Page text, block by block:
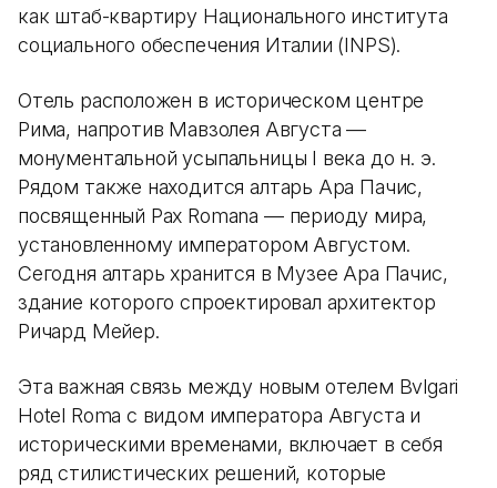
как штаб-квартиру Национального института
социального обеспечения Италии (INPS).
Отель расположен в историческом центре
Рима, напротив Мавзолея Августа —
монументальной усыпальницы I века до н. э.
Рядом также находится алтарь Ара Пачис,
посвященный Pax Romana — периоду мира,
установленному императором Августом.
Сегодня алтарь хранится в Музее Ара Пачис,
здание которого спроектировал архитектор
Ричард Мейер.
Эта важная связь между новым отелем Bvlgari
Hotel Roma с видом императора Августа и
историческими временами, включает в себя
ряд стилистических решений, которые